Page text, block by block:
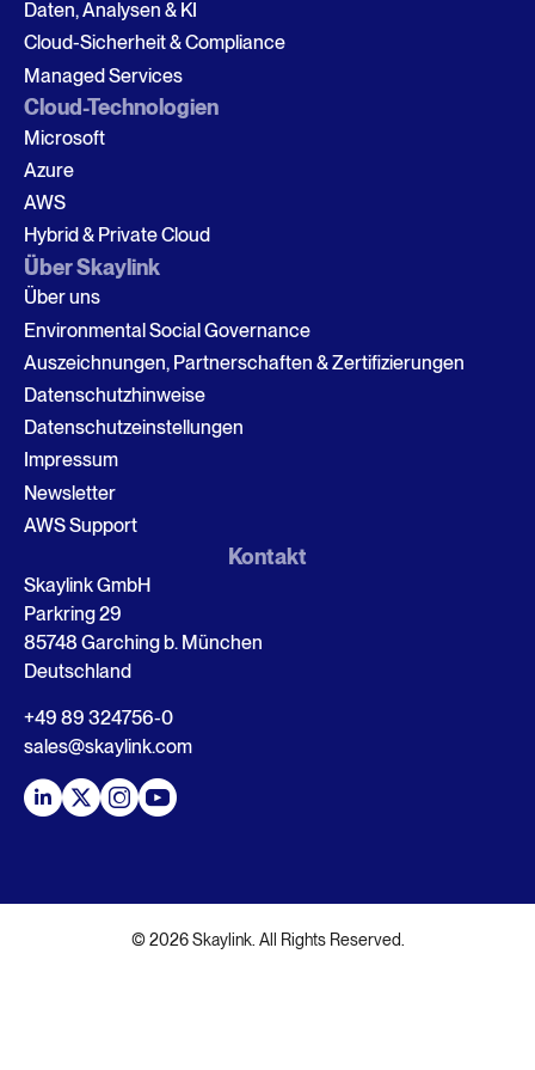
Daten, Analysen & KI
Cloud-Sicherheit & Compliance
Managed Services
Cloud-Technologien
Microsoft
Azure
AWS
Hybrid & Private Cloud
Über Skaylink
Über uns
Environmental Social Governance
Auszeichnungen, Partnerschaften & Zertifizierungen
Datenschutzhinweise
Datenschutzeinstellungen
Impressum
Newsletter
AWS Support
Kontakt
Skaylink GmbH
Parkring 29
85748 Garching b. München
Deutschland
+49 89 324756-0
sales@skaylink.com
© 2026 Skaylink. All Rights Reserved.